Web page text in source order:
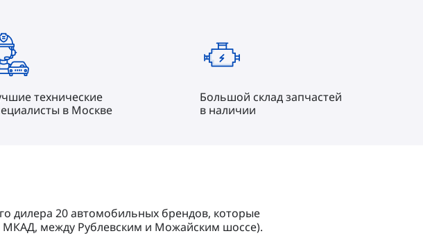
технические
в Москве
Большой склад запчастей
в наличии
дилера 20 автомобильных брендов, которые
МКАД, между Рублевским и Можайским шоссе).